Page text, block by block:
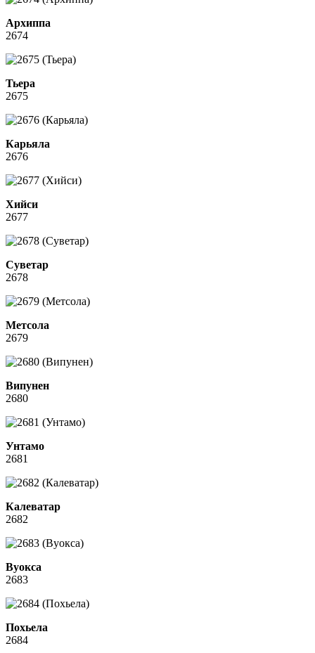
Архиппа
2674
Тьера
2675
Карьяла
2676
Хийси
2677
Суветар
2678
Метсола
2679
Випунен
2680
Унтамо
2681
Калеватар
2682
Вуокса
2683
Похьела
2684